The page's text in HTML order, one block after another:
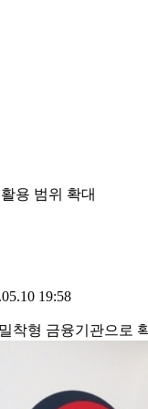
용 범위 확대
19:58
착형 금융기관으로